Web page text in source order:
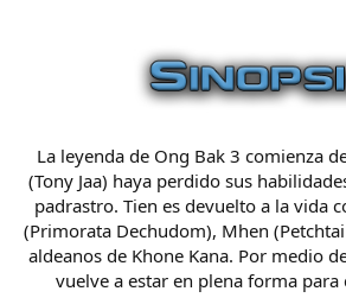
La leyenda de Ong Bak 3 comienza
(Tony Jaa) haya perdido sus
padrastro. Tien es devuelto a la vida
(Primorata Dechudom), Mhen
aldeanos de Khone Kana. Por medio
vuelve a estar en plena forma